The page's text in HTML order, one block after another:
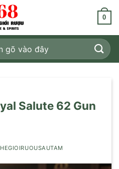
0
Salute 62 Gun